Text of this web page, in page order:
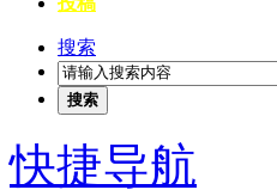
搜索
搜索
快捷导航